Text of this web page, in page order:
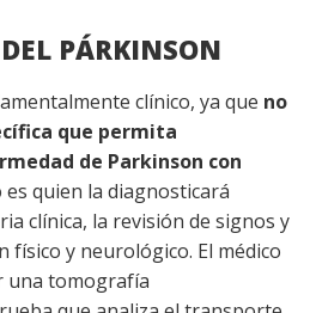
PÁRKINSON
clínico, ya que no
que permita
de Parkinson con
quien la diagnosticará
clínica, la revisión de signos y
físico y neurológico. El médico
una tomografía